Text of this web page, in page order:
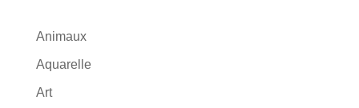
Animaux
Aquarelle
Art